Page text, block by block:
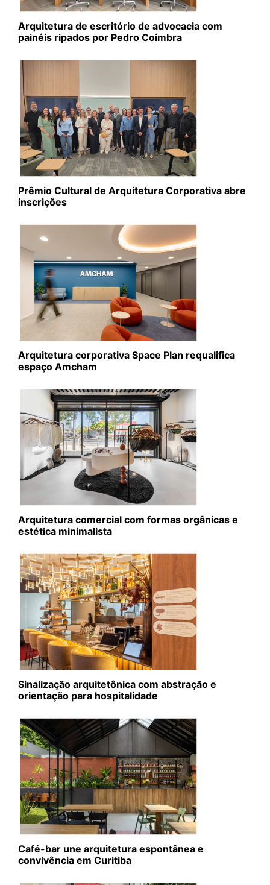
Arquitetura de escritório de advocacia com
painéis ripados por Pedro Coimbra
Prêmio Cultural de Arquitetura Corporativa abre
inscrições
Arquitetura corporativa Space Plan requalifica
espaço Amcham
Arquitetura comercial com formas orgânicas e
estética minimalista
Sinalização arquitetônica com abstração e
orientação para hospitalidade
Café-bar une arquitetura espontânea e
convivência em Curitiba